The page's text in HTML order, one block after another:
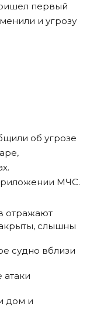
первый
и угрозу
об угрозе
МЧС.
отражают
слышны
судно вблизи
дом и